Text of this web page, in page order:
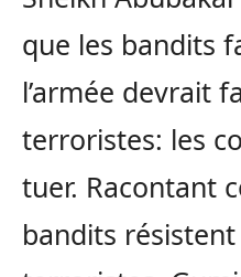
que les bandits
l’armée devrait
terroristes: les
tuer. Racontant
bandits